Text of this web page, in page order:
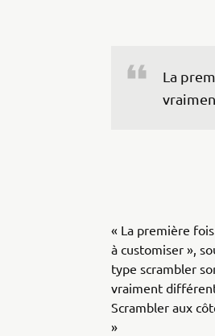
La
« La première
à customiser »,
type scrambler
vraiment
Scrambler aux
»